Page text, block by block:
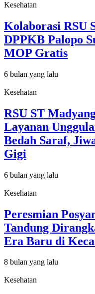
Kesehatan
Kolaborasi RSU
DPPKB Palopo
MOP Gratis
6 bulan yang lalu
Kesehatan
RSU ST
Layanan
Bedah Saraf,
Gigi
6 bulan yang lalu
Kesehatan
Peresmian
Tandung
Era Baru di
8 bulan yang lalu
Kesehatan